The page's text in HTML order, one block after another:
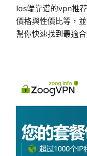
Ios端靠谱的vpn推
價格與性價比等，
幫你快速找到最適